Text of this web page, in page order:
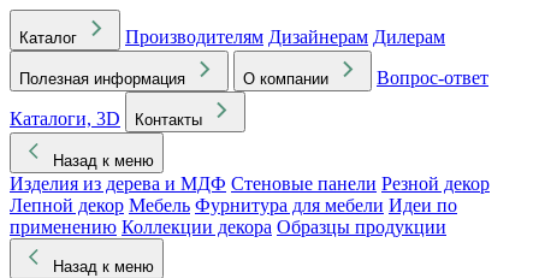
Каталог Производителям Дизайнерам Дилерам
Полезная информация О компании
Вопрос-ответ
Каталоги, 3D
Контакты
Назад к меню
Изделия из дерева и МДФ Стеновые панели Резной декор
Лепной декор Мебель Фурнитура для мебели Идеи по
применению Коллекции декора Образцы продукции
Назад к меню